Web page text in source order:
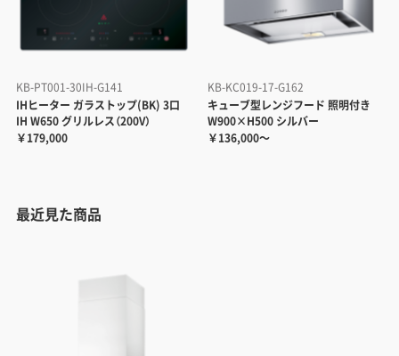
KB-PT001-30IH-G141
IHヒーター ガラストップ(BK) 3口
IH W650 グリルレス（200V）
￥179,000
KB-KC019-17-G162
キューブ型レンジフード 照明付き
W900×H500 シルバー
￥136,000～
最近見た商品